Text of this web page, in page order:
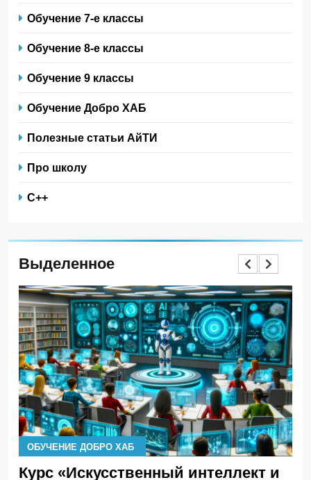
Обучение 7-е классы
Обучение 8-е классы
Обучение 9 классы
Обучение Добро ХАБ
Полезные статьи АйТИ
Про школу
С++
Выделенное
ОБУЧЕНИЕ ДОБРО ХАБ
«Искусственный интеллект и